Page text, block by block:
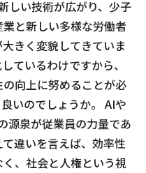
しい技術が広がり、少子
と新しい多様な労働者
きく変貌してきていま
ているわけですから、
向上に努めることが必
いのでしょうか。 AIや
源泉が従業員の力量であ
違いを言えば、効率性
、社会と人権という視